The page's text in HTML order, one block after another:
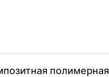
полимерная